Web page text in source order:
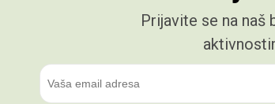
Prijavite se na